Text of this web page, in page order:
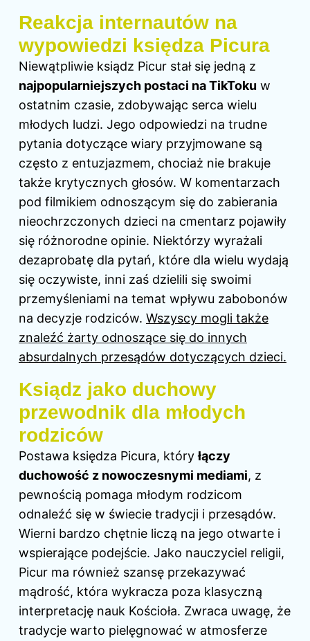
Reakcja internautów na
wypowiedzi księdza Picura
Niewątpliwie ksiądz Picur stał się jedną z
najpopularniejszych postaci na TikToku w
ostatnim czasie, zdobywając serca wielu
młodych ludzi. Jego odpowiedzi na trudne
pytania dotyczące wiary przyjmowane są
często z entuzjazmem, chociaż nie brakuje
także krytycznych głosów. W komentarzach
pod filmikiem odnoszącym się do zabierania
nieochrzczonych dzieci na cmentarz pojawiły
się różnorodne opinie. Niektórzy wyrażali
dezaprobatę dla pytań, które dla wielu wydają
się oczywiste, inni zaś dzielili się swoimi
przemyśleniami na temat wpływu zabobonów
na decyzje rodziców. Wszyscy mogli także
znaleźć żarty odnoszące się do innych
absurdalnych przesądów dotyczących dzieci.
Ksiądz jako duchowy
przewodnik dla młodych
rodziców
Postawa księdza Picura, któryłączy
duchowość z nowoczesnymi mediami, z
pewnością pomaga młodym rodzicom
odnaleźć się w świecie tradycji i przesądów.
Wierni bardzo chętnie liczą na jego otwarte i
wspierające podejście. Jako nauczyciel religii,
Picur ma również szansę przekazywać
mądrość, która wykracza poza klasyczną
interpretację nauk Kościoła. Zwraca uwagę, że
tradycje warto pielęgnować w atmosferze